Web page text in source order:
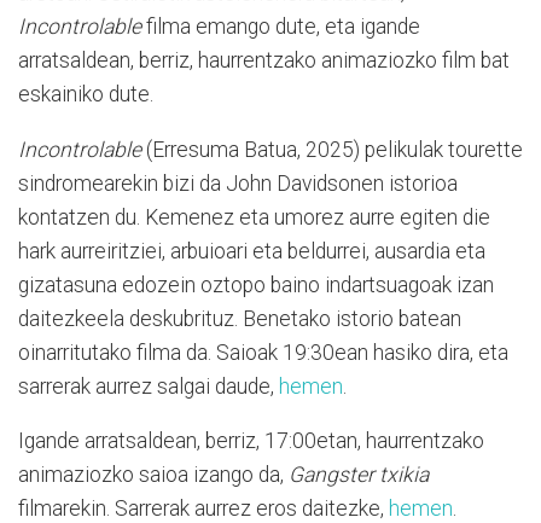
Incontrolablefilma emango dute, eta igande
arratsaldean, berriz, haurrentzako animaziozko film bat
eskainiko dute.
Incontrolable(Erresuma Batua, 2025) pelikulak tourette
sindromearekin bizi da John Davidsonen istorioa
kontatzen du. Kemenez eta umorez aurre egiten die
hark aurreiritziei, arbuioari eta beldurrei, ausardia eta
gizatasuna edozein oztopo baino indartsuagoak izan
daitezkeela deskubrituz. Benetako istorio batean
oinarritutako filma da. Saioak 19:30ean hasiko dira, eta
sarrerak aurrez salgai daude, hemen
Igande arratsaldean, berriz, 17:00etan, haurrentzako
animaziozko saioa izango da, Gangster txikia
filmarekin. Sarrerak aurrez eros daitezke, hemen.